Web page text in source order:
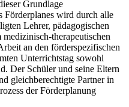
Grundlage
Förderplanes wird durch alle
Lehrer, pädagogischen
therapeutischen
an den förderspezifischen
Unterrichtstag sowohl
Der Schüler und seine Eltern
gleichberechtigte Partner in
der Förderplanung